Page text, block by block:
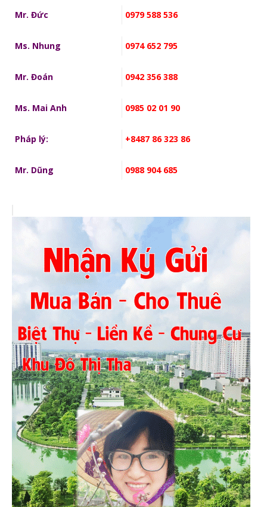
Mr. Đức 0979 588 536
Ms. Nhung 0974 652 795
Mr. Đoán 0942 356 388
Ms. Mai Anh 0985 02 01 90
Pháp lý: +8487 86 323 86
Mr. Dũng 0988 904 685